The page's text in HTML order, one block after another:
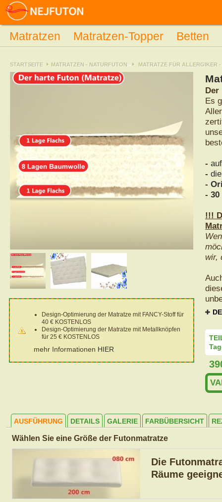
Matratzen Matratzen-Topper Betten
STARTSEITE MATRATZEN - NATURFUTON > MATRATZE FÜR ALLERGIKER
Design-Optimierung der Matratze mit FANCY-Stoff für
40 € KOSTENLOS
Design-Optimierung der Matratze mit Metallknöpfen
für 25 € KOSTENLOS
mehr Informationen HIER
Der
Es
-
-
-
- 30
!!!
wir,
AUSFÜHRUNG DETAILS GALERIE FARBÜBERSICHT
Wählen Sie eine Größe der Futonmatratze
Die
Räume